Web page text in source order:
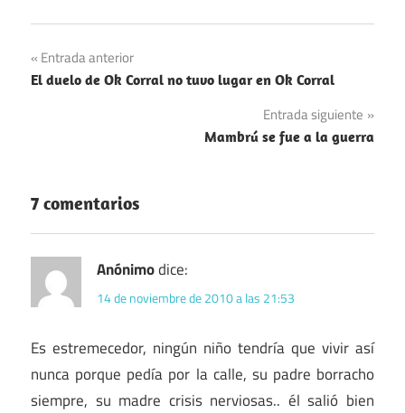
Navegación
de
Entrada anterior
El duelo de Ok Corral no tuvo lugar en Ok Corral
Entrada siguiente
Mambrú se fue a la guerra
7 comentarios
Anónimodice:
14 de noviembre de 2010 a las 21:53
Es estremecedor, ningún niño tendría que vivir así
nunca porque pedía por la calle, su padre borracho
siempre, su madre crisis nerviosas.. él salió bien